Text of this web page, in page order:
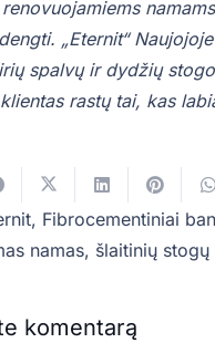
„Eternit“
spalvų ir dydžių
rastų tai, kas
, Fibrocementiniai
namas, šlaitinių stogų
komentarą